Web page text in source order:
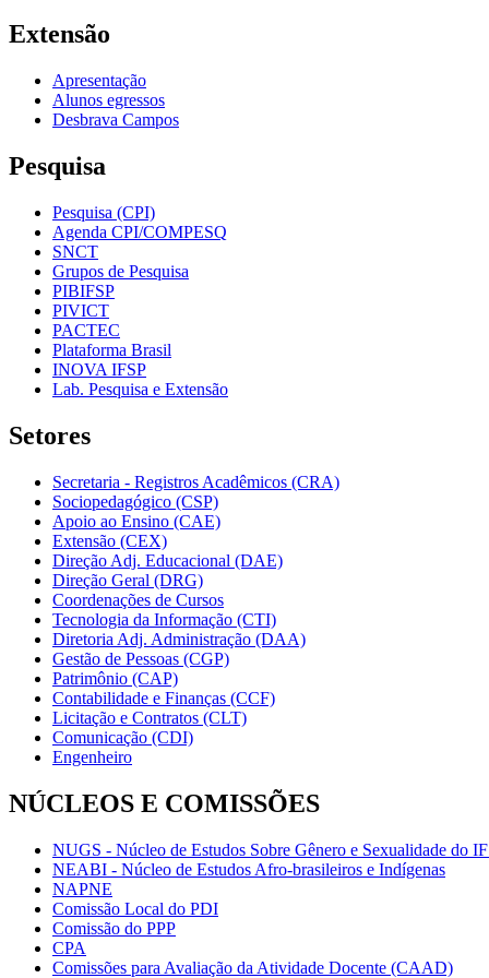
Extensão
Apresentação
Alunos egressos
Desbrava Campos
Pesquisa
Pesquisa (CPI)
Agenda CPI/COMPESQ
SNCT
Grupos de Pesquisa
PIBIFSP
PIVICT
PACTEC
Plataforma Brasil
INOVA IFSP
Lab. Pesquisa e Extensão
Setores
Secretaria - Registros Acadêmicos (CRA)
Sociopedagógico (CSP)
Apoio ao Ensino (CAE)
Extensão (CEX)
Direção Adj. Educacional (DAE)
Direção Geral (DRG)
Coordenações de Cursos
Tecnologia da Informação (CTI)
Diretoria Adj. Administração (DAA)
Gestão de Pessoas (CGP)
Patrimônio (CAP)
Contabilidade e Finanças (CCF)
Licitação e Contratos (CLT)
Comunicação (CDI)
Engenheiro
NÚCLEOS E COMISSÕES
NUGS - Núcleo de Estudos Sobre Gênero e Sexualidade do
NEABI - Núcleo de Estudos Afro-brasileiros e Indígenas
NAPNE
Comissão Local do PDI
Comissão do PPP
CPA
Comissões para Avaliação da Atividade Docente (CAAD)